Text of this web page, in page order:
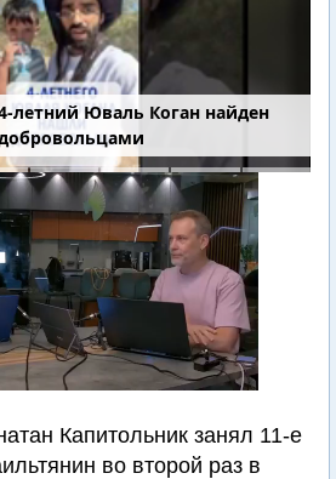
летний Юваль Коган найден
Капитольник занял 11-е
во второй раз в